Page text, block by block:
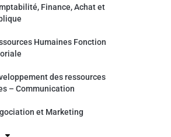
Finance, Achat et
Humaines Fonction
des ressources
– Communication
et Marketing